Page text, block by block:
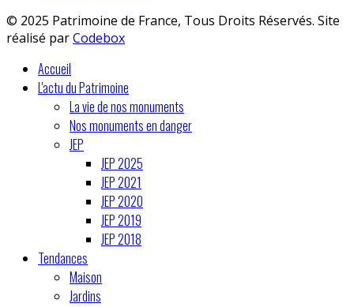
© 2025 Patrimoine de France, Tous Droits Réservés. Site
réalisé parCodebox
Accueil
L'actu du Patrimoine
La vie de nos monuments
Nos monuments en danger
JEP
JEP 2025
JEP 2021
JEP 2020
JEP 2019
JEP 2018
Tendances
Maison
Jardins